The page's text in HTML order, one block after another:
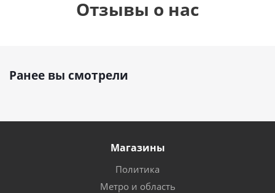
Отзывы о нас
Ранее вы смотрели
Магазины
Политика
Метро и область